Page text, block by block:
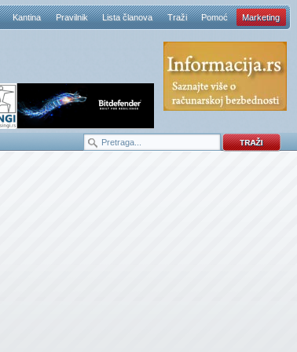
Kantina Pravilnik Lista članova Traži Pomoć Marketing